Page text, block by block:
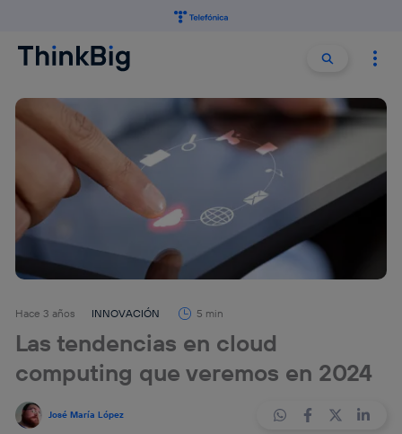
Buscar
Hace 3 años INNOVACIÓN 5 min
Las tendencias en cloud
computing que veremos en 2024
José María López